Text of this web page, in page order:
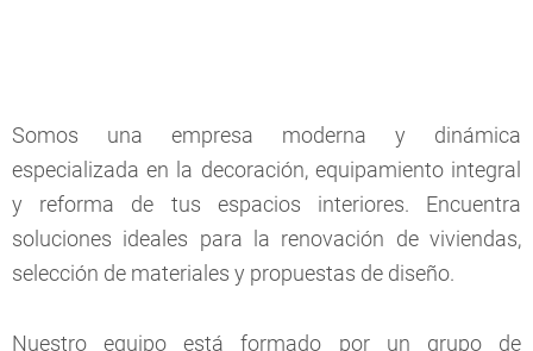
Somos una empresa moderna y dinámica
especializada en la decoración, equipamiento integral
y reforma de tus espacios interiores. Encuentra
soluciones ideales para la renovación de viviendas,
selección de materiales y propuestas de diseño.
Nuestro equipo está formado por un grupo de